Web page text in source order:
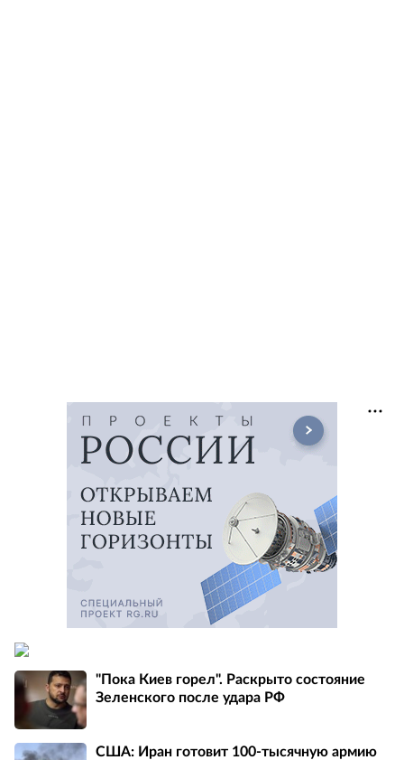
"Пока Киев горел". Раскрыто состояние
Зеленского после удара РФ
США: Иран готовит 100-тысячную армию